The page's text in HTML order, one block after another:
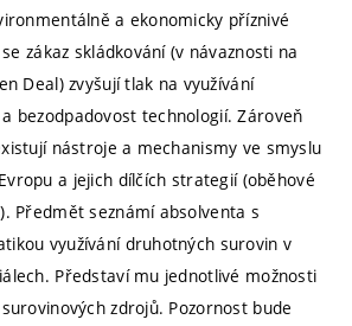
a ekonomicky příznivé
zákaz skládkování (v návaznosti na
Deal) zvyšují tlak na využívání
bezodpadovost technologií. Zároveň
nástroje a mechanismy ve smyslu
a jejich dílčích strategií (oběhové
Předmět seznámí absolventa s
využívání druhotných surovin v
Představí mu jednotlivé možnosti
zdrojů. Pozornost bude